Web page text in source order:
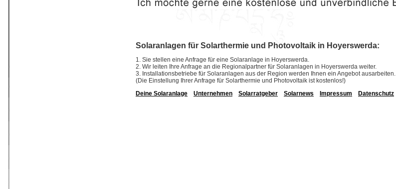
Solaranlagen für Solarthermie und Photovoltaik in Hoyerswerda:
1. Sie stellen eine Anfrage für eine Solaranlage in Hoyerswerda.
2. Wir leiten Ihre Anfrage an die Regionalpartner für Solaranlagen in Hoyerswerda weiter.
3. Installationsbetriebe für Solaranlagen aus der Region werden Ihnen ein Angebot ausarbeiten.
(Die Einstellung Ihrer Anfrage für Solarthermie und Photovoltaik ist kostenlos!)
Deine Solaranlage
Unternehmen Solarratgeber Solarnews Impressum Datenschutz